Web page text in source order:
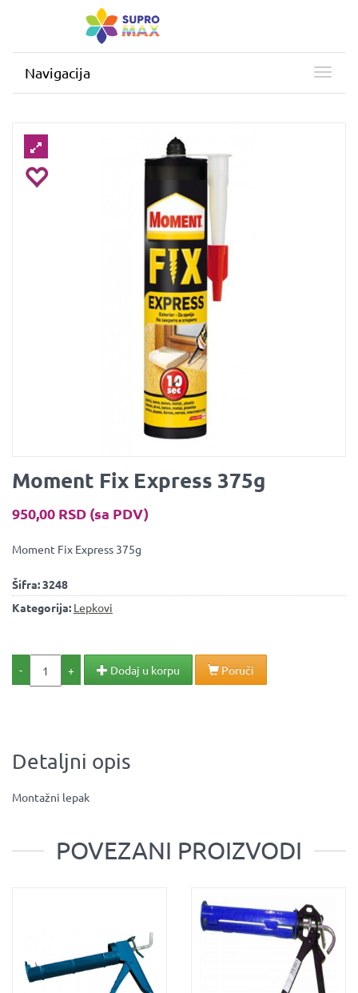
Navigacija
Moment Fix Express 375g
950,00 RSD (sa PDV)
Moment Fix Express 375g
Šifra:3248
Kategorija: Lepkovi
- + Dodaj u korpu Poruči
Detaljni opis
Montažni lepak
POVEZANI PROIZVODI